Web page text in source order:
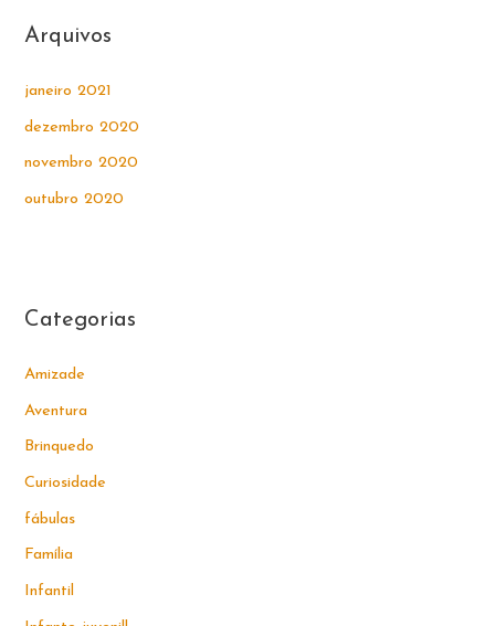
Arquivos
janeiro 2021
dezembro 2020
novembro 2020
outubro 2020
Categorias
Amizade
Aventura
Brinquedo
Curiosidade
fábulas
Família
Infantil